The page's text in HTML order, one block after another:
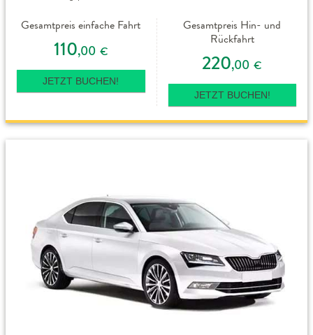
Gesamtpreis einfache Fahrt
110,00 €
JETZT BUCHEN!
Gesamtpreis Hin- und
Rückfahrt
220,00 €
JETZT BUCHEN!